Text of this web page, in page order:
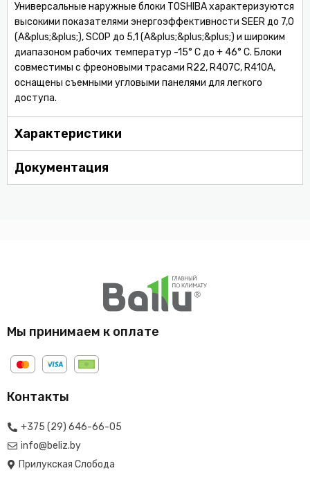
Универсальные наружные блоки TOSHIBA характеризуются
высокими показателями энергоэффективности SEER до 7,0
(А&plus;&plus;), SCOP до 5,1 (А&plus;&plus;&plus;) и широким
диапазоном рабочих температур -15° C до + 46° C. Блоки
совместимы с фреоновыми трасами R22, R407C, R410A,
оснащены съемными угловыми панелями для легкого
доступа.
Характеристики
Документация
Мы принимаем к оплате
Контакты
+375 (29) 646-66-05
info@beliz.by
Прилукская Слобода